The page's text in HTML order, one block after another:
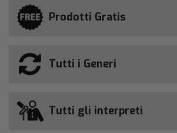
Prodotti Gratis
Tutti i Generi
Tutti gli interpreti